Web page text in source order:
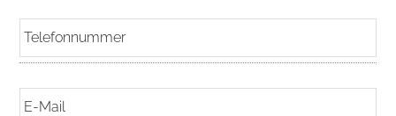
T
e
e
f
o
E
-